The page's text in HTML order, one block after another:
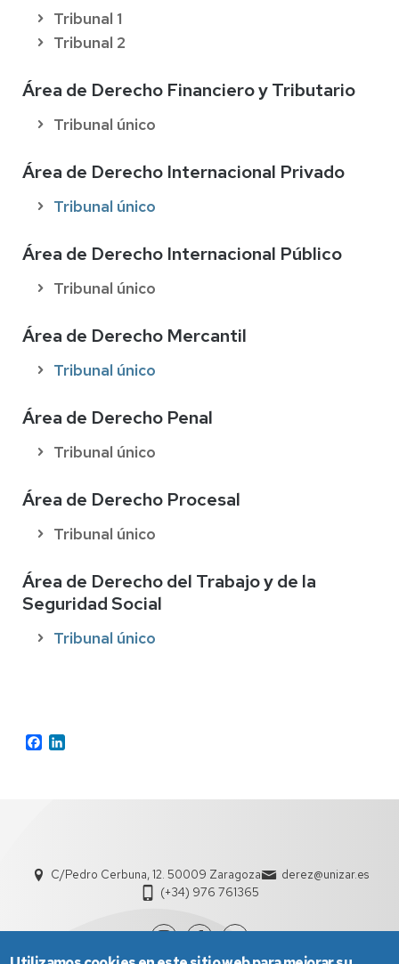
Tribunal 1
Tribunal 2
Área de Derecho Financiero y Tributario
Tribunal único
Área de Derecho Internacional Privado
Tribunal único
Área de Derecho Internacional Público
Tribunal único
Área de Derecho Mercantil
Tribunal único
Área de Derecho Penal
Tribunal único
Área de Derecho Procesal
Tribunal único
Área de Derecho del Trabajo y de la
Seguridad Social
Tribunal único
Facebook
C/Pedro Cerbuna, 12. 50009 Zaragoza
derez@unizar.es
(+34) 976 761365